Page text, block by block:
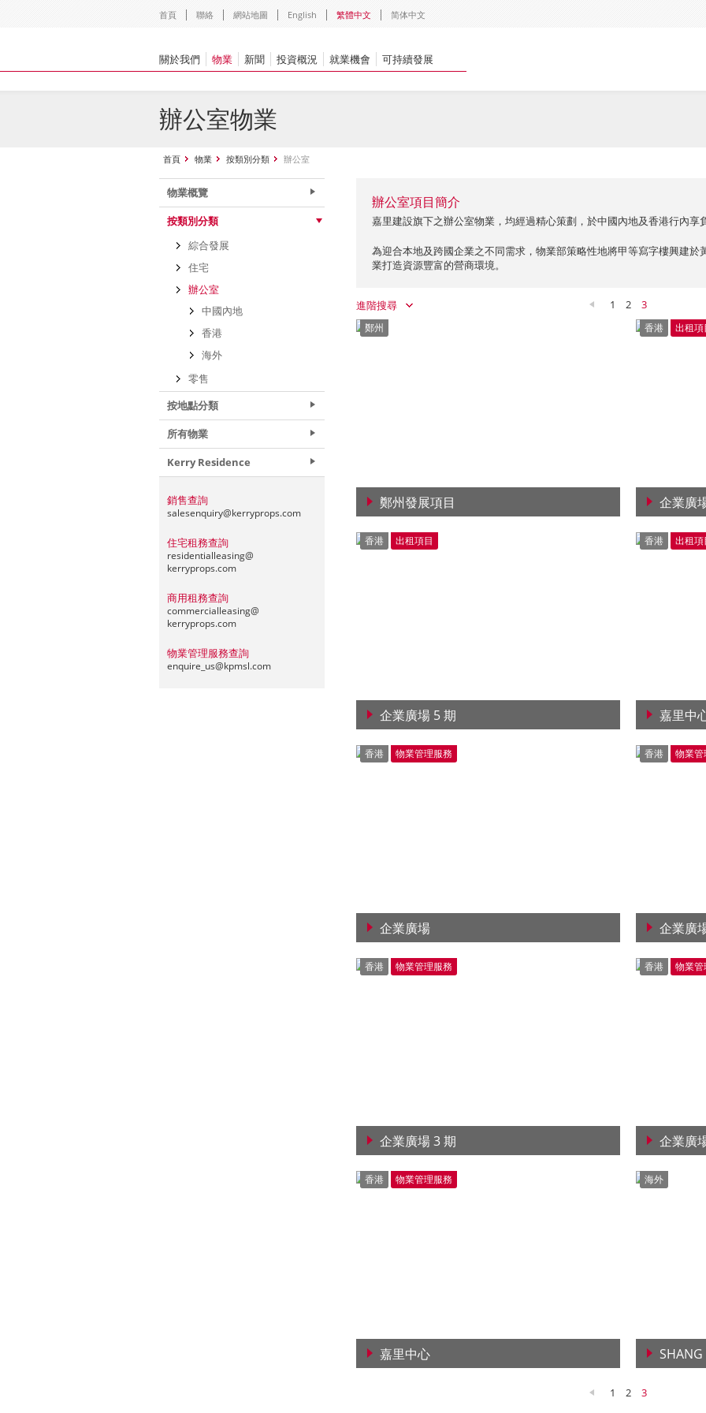
首頁 聯絡 網站地圖 English 繁體中文 简体中文
關於我們 物業 新聞 投資概況 就業機會 可持續發展
辦公室物業
首頁 物業 按類別分類 辦公室
辦公室項目簡介
嘉里建設旗下之辦公室物業，均經過精心策劃，於中國內地及香港行內享
為迎合本地及跨國企業之不同需求，物業部策略性地將甲等寫字樓興建於
業打造資源豐富的營商環境。
進階搜尋 1 2 3
鄭州
鄭州發展項目
香港 出租項
企業廣
香港 出租項目
企業廣場 5 期
香港 出租項
嘉里中
香港 物業管理服務
企業廣場
香港 物業
企業廣
香港 物業管理服務
企業廣場 3 期
香港 物業
企業廣
香港 物業管理服務
嘉里中心
海外
SHANG
1 2 3
物業概覽
按類別分類
綜合發展
住宅
辦公室
中國內地
香港
海外
零售
按地點分類
所有物業
Kerry Residence
銷售查詢
salesenquiry@kerryprops.com
住宅租務查詢
residentialleasing@
kerryprops.com
商用租務查詢
commercialleasing@
kerryprops.com
物業管理服務查詢
enquire_us@kpmsl.com